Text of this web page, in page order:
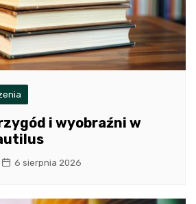
i wyobraźni w
6 sierpnia 2026